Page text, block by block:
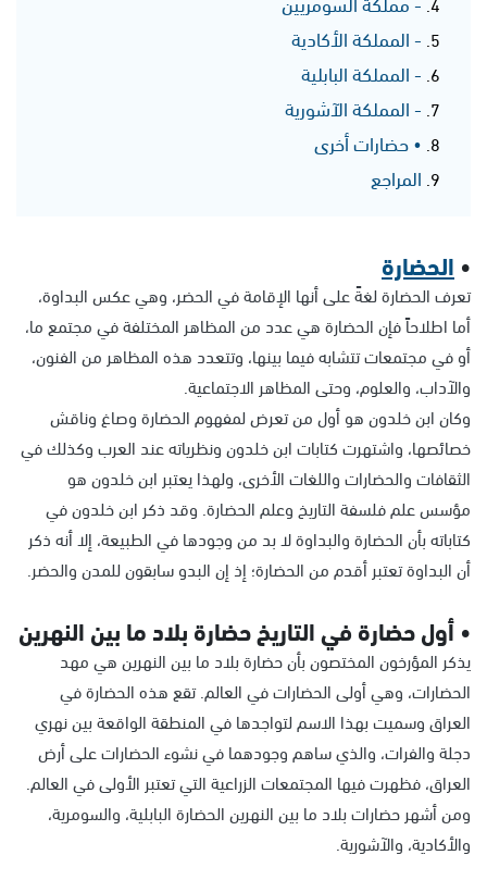
- المملكة الأكادية
- المملكة البابلية
- المملكة الآشورية
• حضارات أخرى
المراجع
•الحضارة
تعرف الحضارة لغةً على أنها الإقامة في الحضر، وهي عكس البداوة،
أما اطلاحاً فإن الحضارة هي عدد من المظاهر المختلفة في مجتمع ما،
أو في مجتمعات تتشابه فيما بينها، وتتعدد هذه المظاهر من الفنون،
والآداب، والعلوم، وحتى المظاهر الاجتماعية.
وكان ابن خلدون هو أول من تعرض لمفهوم الحضارة وصاغ وناقش
خصائصها، واشتهرت كتابات ابن خلدون ونظرياته عند العرب وكذلك في
الثقافات والحضارات واللغات الأخرى، ولهذا يعتبر ابن خلدون هو
مؤسس علم فلسفة التاريخ وعلم الحضارة. وقد ذكر ابن خلدون في
كتاباته بأن الحضارة والبداوة لا بد من وجودها في الطبيعة، إلا أنه ذكر
أن البداوة تعتبر أقدم من الحضارة؛ إذ إن البدو سابقون للمدن والحضر.
• أول حضارة في التاريخ حضارة بلاد ما بين النهرين
يذكر المؤرخون المختصون بأن حضارة بلاد ما بين النهرين هي مهد
الحضارات، وهي أولى الحضارات في العالم. تقع هذه الحضارة في
العراق وسميت بهذا الاسم لتواجدها في المنطقة الواقعة بين نهري
دجلة والفرات، والذي ساهم وجودهما في نشوء الحضارات على أرض
العراق، فظهرت فيها المجتمعات الزراعية التي تعتبر الأولى في العالم.
ومن أشهر حضارات بلاد ما بين النهرين الحضارة البابلية، والسومرية،
والأكادية، والآشورية.